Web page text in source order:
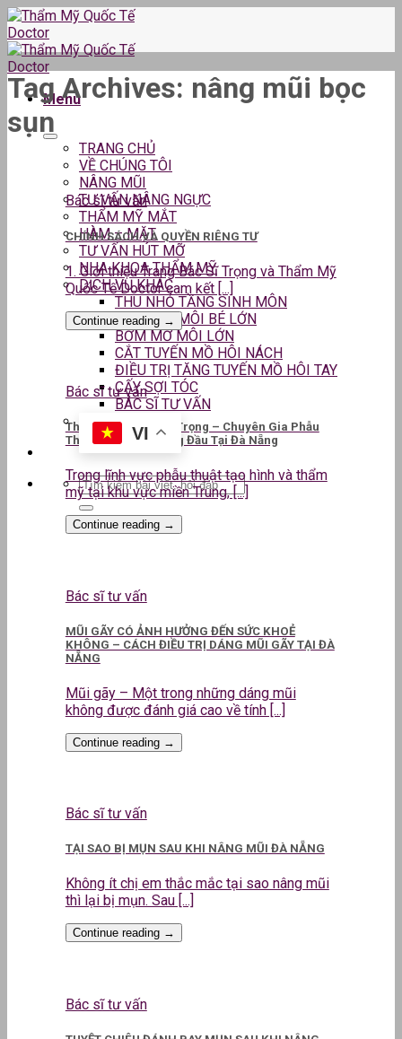
Skip
to
content
Menu
TRANG CHỦ
VỀ CHÚNG TÔI
NÂNG MŨI
TƯ VẤN NÂNG NGỰC
THẨM MỸ MẮT
HÀM – MẶT
TƯ VẤN HÚT MỠ
NHA KHOA THẨM MỸ
DỊCH VỤ KHÁC
THU NHỎ TẦNG SINH MÔN
THU GỌN MÔI BÉ LỚN
BƠM MỠ MÔI LỚN
CẮT TUYẾN MỒ HÔI NÁCH
ĐIỀU TRỊ TĂNG TUYẾN MỒ HÔI TAY
CẤY SỢI TÓC
BÁC SĨ TƯ VẤN
VI
Tag Archives: nâng mũi bọc
sụn
Bác sĩ tư vấn
CHÍNH SÁCH VÀ QUYỀN RIÊNG TƯ
1. Giới thiệu Trang Bác Sĩ Trọng và Thẩm Mỹ
Quốc Tế Doctor cam kết [...]
Continue reading →
Bác sĩ tư vấn
ThS.BS CKII Lê Kim Trọng – Chuyên Gia Phẫu
Thuật Thẩm Mỹ Hàng Đầu Tại Đà Nẵng
Trong lĩnh vực phẫu thuật tạo hình và thẩm
mỹ tại khu vực miền Trung, [...]
Continue reading →
Bác sĩ tư vấn
MŨI GÃY CÓ ẢNH HƯỞNG ĐẾN SỨC KHOẺ
KHÔNG – CÁCH ĐIỀU TRỊ DÁNG MŨI GÃY TẠI ĐÀ
NẴNG
Mũi gãy – Một trong những dáng mũi
không được đánh giá cao về tính [...]
Continue reading →
Bác sĩ tư vấn
TẠI SAO BỊ MỤN SAU KHI NÂNG MŨI ĐÀ NẴNG
Không ít chị em thắc mắc tại sao nâng mũi
thì lại bị mụn. Sau [...]
Continue reading →
Bác sĩ tư vấn